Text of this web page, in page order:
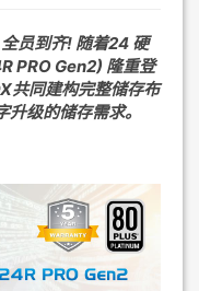
员到齐! 随着24 硬
PRO Gen2) 隆重登
共同建构完整储存布
级的储存需求。